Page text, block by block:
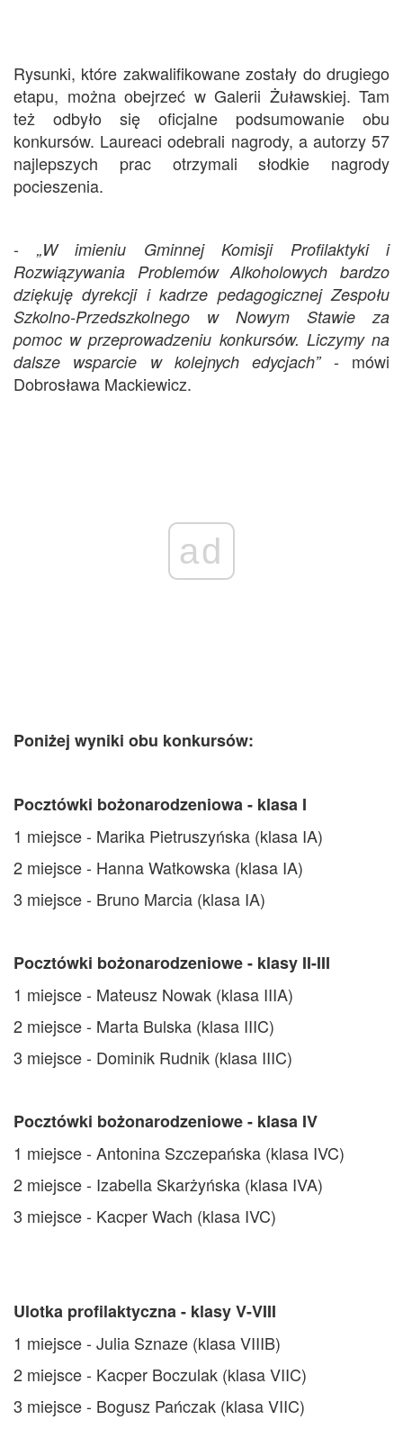
Rysunki, które zakwalifikowane zostały do drugiego
etapu, można obejrzeć w Galerii Żuławskiej. Tam
też odbyło się oficjalne podsumowanie obu
konkursów. Laureaci odebrali nagrody, a autorzy 57
najlepszych prac otrzymali słodkie nagrody
pocieszenia.
- „W imieniu Gminnej Komisji Profilaktyki i
Rozwiązywania Problemów Alkoholowych bardzo
dziękuję dyrekcji i kadrze pedagogicznej Zespołu
Szkolno-Przedszkolnego w Nowym Stawie za
pomoc w przeprowadzeniu konkursów. Liczymy na
dalsze wsparcie w kolejnych edycjach”- mówi
Dobrosława Mackiewicz.
ad
Poniżej wyniki obu konkursów:
Pocztówki bożonarodzeniowa - klasa I
1 miejsce - Marika Pietruszyńska (klasa IA)
2 miejsce - Hanna Watkowska (klasa IA)
3 miejsce - Bruno Marcia (klasa IA)
Pocztówki bożonarodzeniowe - klasy II-III
1 miejsce - Mateusz Nowak (klasa IIIA)
2 miejsce - Marta Bulska (klasa IIIC)
3 miejsce - Dominik Rudnik (klasa IIIC)
Pocztówki bożonarodzeniowe- klasa IV
1 miejsce - Antonina Szczepańska (klasa IVC)
2 miejsce - Izabella Skarżyńska (klasa IVA)
3 miejsce - Kacper Wach (klasa IVC)
Ulotka profilaktyczna - klasy V-VIII
1 miejsce - Julia Sznaze (klasa VIIIB)
2 miejsce - Kacper Boczulak (klasa VIIC)
3 miejsce - Bogusz Pańczak (klasa VIIC)